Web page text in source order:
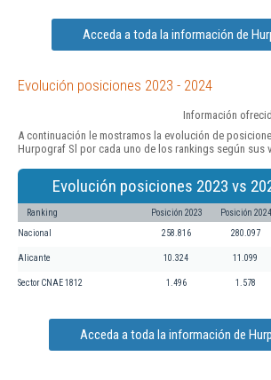
Acceda a toda la información de
Evolución posiciones 2023 - 2024
Información
A continuación le mostramos la evolución de
Hurpograf Sl por cada uno de los rankings según sus
Evolución posiciones 2023 vs
Ranking Posición 2023 Posición 2024
Nacional 258.816 280.097
Alicante 10.324 11.099
Sector CNAE 1812 1.496 1.578
Acceda a toda la información de